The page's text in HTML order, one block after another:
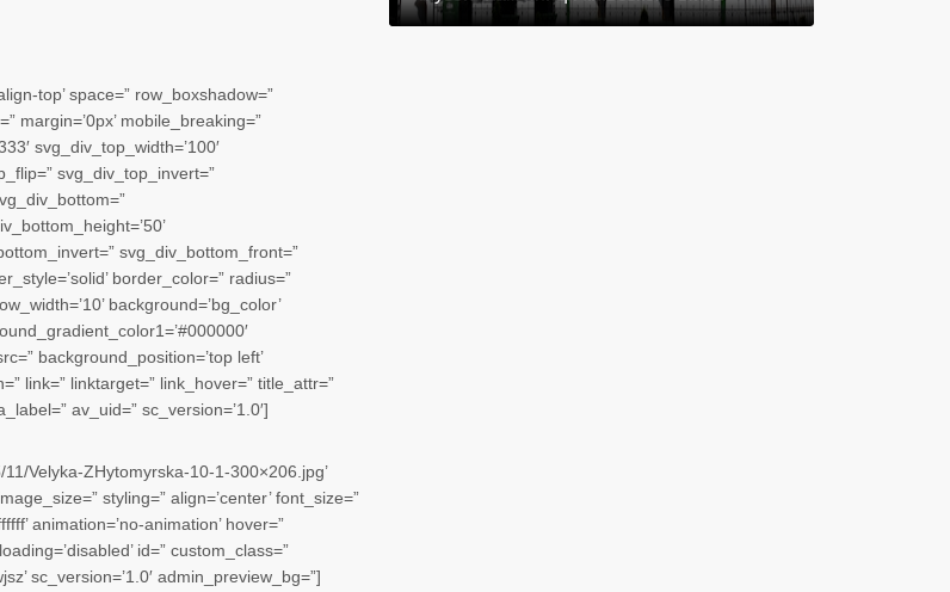
top’ space=” row_boxshadow=”
margin=’0px’ mobile_breaking=”
svg_div_top_width=’100′
svg_div_top_invert=”
svg_div_bottom_front=”
border_color=” radius=”
background=’bg_color’
background_position=’top left’
link=” linktarget=” link_hover=” title_attr=”
av_uid=” sc_version=’1.0′]
Velyka-ZHytomyrska-10-1-300×206.jpg’
styling=” align=’center’ font_size=”
animation=’no-animation’ hover=”
id=” custom_class=”
sc_version=’1.0′ admin_preview_bg=”]